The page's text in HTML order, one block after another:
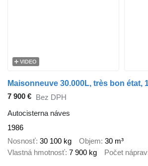
VIDEO
Maisonneuve 30.000L, très bon état,
7 900 € Bez DPH
Autocisterna náves
1986
Nosnosť 30 100 kg Objem 30 m³
Vlastná hmotnosť 7 900 kg Počet náprav